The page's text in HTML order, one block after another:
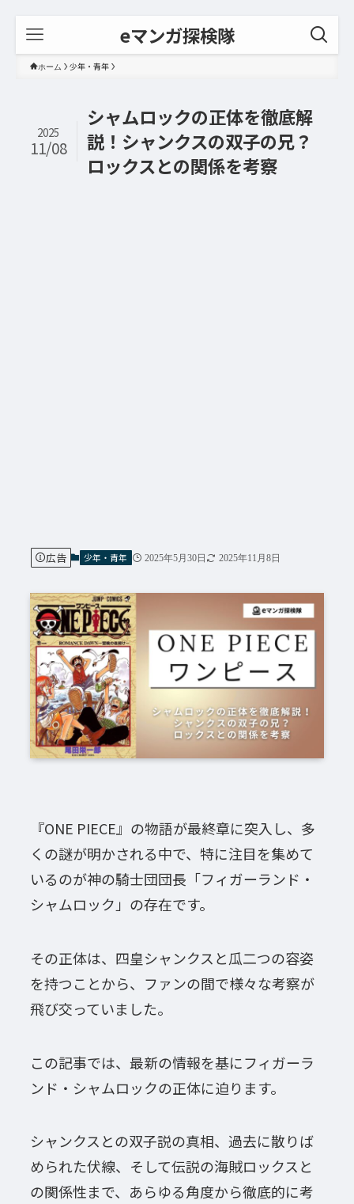
eマンガ探検隊
ホーム 少年・青年
シャムロックの正体を徹底解
説！シャンクスの双子の兄？
ロックスとの関係を考察
2025
11/08
広告 少年・青年 2025年5月30日 2025年11月8日
『ONE PIECE』の物語が最終章に突入し、多
くの謎が明かされる中で、特に注目を集めて
いるのが神の騎士団団長「フィガーランド・
シャムロック」の存在です。
その正体は、四皇シャンクスと瓜二つの容姿
を持つことから、ファンの間で様々な考察が
飛び交っていました。
この記事では、最新の情報を基にフィガーラ
ンド・シャムロックの正体に迫ります。
シャンクスとの双子説の真相、過去に散りば
められた伏線、そして伝説の海賊ロックスと
の関係性まで、あらゆる角度から徹底的に考